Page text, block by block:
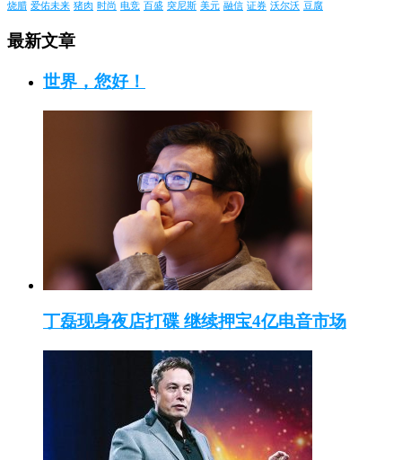
烧腊 爱佑未来 猪肉 时尚 电竞 百盛 突尼斯 美元 融信 证券 沃尔沃 豆腐
最新文章
世界，您好！
丁磊现身夜店打碟 继续押宝4亿电音市场